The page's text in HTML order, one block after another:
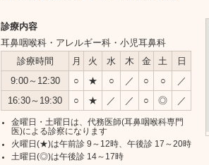
診療内容
耳鼻咽喉科・アレルギー科・小児耳鼻科
日
時
診療時間 月 火 水 木 金 土
日
9:00～12:30
○ ★ ○ ／ ○ ○
／
16:30～19:30
○ ★ ／ ／ ○ ◎ ／
金曜日・土曜日は、代務医師(耳鼻咽喉科専門
医)による診察になります
火曜日(★)は午前診 9～12時、午後診 17～20時
土曜日(◎)は午後診 14～17時